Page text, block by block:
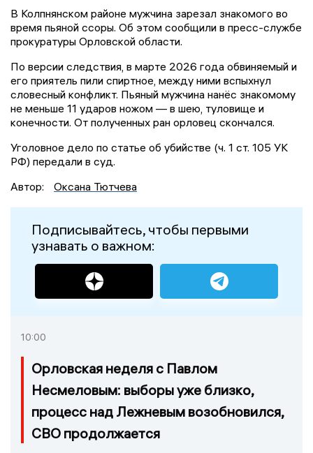
В Колпнянском районе мужчина зарезал знакомого во
время пьяной ссоры. Об этом сообщили в пресс-службе
прокуратуры Орловской области.
По версии следствия, в марте 2026 года обвиняемый и
его приятель пили спиртное, между ними вспыхнул
словесный конфликт. Пьяный мужчина нанёс знакомому
не меньше 11 ударов ножом — в шею, туловище и
конечности. От полученных ран орловец скончался.
Уголовное дело по статье об убийстве (ч. 1 ст. 105 УК
РФ) передали в суд.
Автор:
Оксана Тютчева
Подписывайтесь, чтобы первыми
узнавать о важном:
10:00
Орловская неделя с Павлом
Несмеловым: выборы уже близко,
процесс над Лежневым возобновился,
СВО продолжается